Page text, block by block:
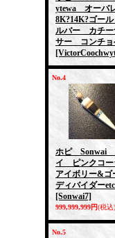
ytewa オーバ
8K?14K?ゴー
ルバー カチー
サー コンチョ
No.4
ホピ Sonwai
イ ピンクコー
アイボリー&ゴ
ディバイダー
[Sonwai7]
999,999,999円(税込)
No.5